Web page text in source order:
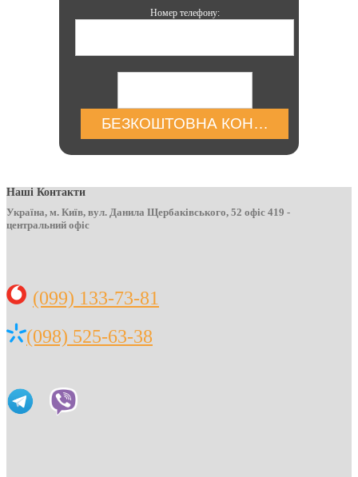
Номер телефону:
БЕЗКОШТОВНА КОНСУЛЬТАЦІЯ
Наші Контакти
Україна, м. Київ, вул. Данила Щербаківського, 52 офіс 419 -
центральний офіс
(099) 133-73-81
(098) 525-63-38